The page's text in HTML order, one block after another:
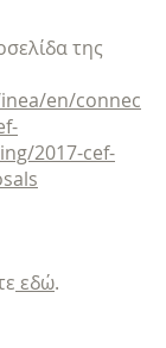
της
en/connec
2017-cef-
εδώ.